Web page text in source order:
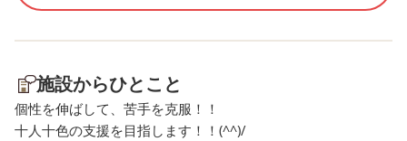
みんなが見れるように端で見
な配慮ができるようになって
きているのはとても成長を感
じました！
す。
施設からひとこと
個性を伸ばして、苦手を克服！！
十人十色の支援を目指します！！(^^)/